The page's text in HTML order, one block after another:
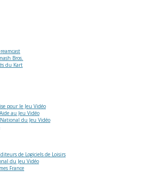
Bros.
du Kart
pour le Jeu Vidéo
au Jeu Vidéo
du Jeu Vidéo
de Logiciels de Loisirs
du Jeu Vidéo
France